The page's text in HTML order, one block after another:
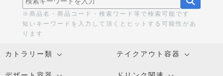
※商品名・商品コード・検索ワード等で検索可能です
短いキーワードを入力して頂くとヒットする可能性があ
ります
カトラリー類 テイクアウト容器